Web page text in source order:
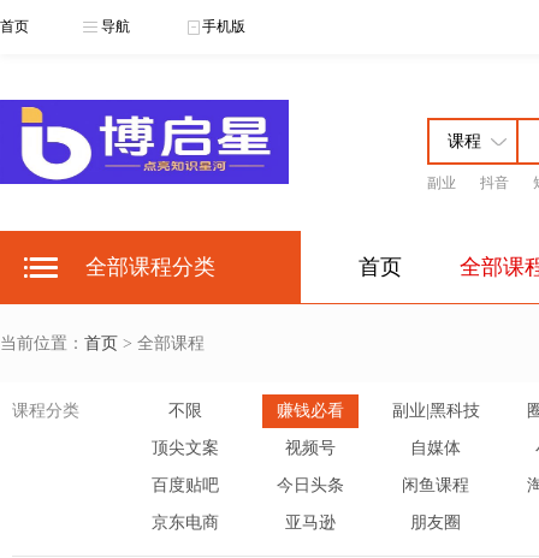
首页 导航 手机版
副业 抖音
全部课程分类 首页 全部课
当前位置： 首页 > 全部课程
课程分类 不限 赚钱必看 副业|黑科技
顶尖文案 视频号 自媒体
百度贴吧 今日头条 闲鱼课程
京东电商 亚马逊 朋友圈